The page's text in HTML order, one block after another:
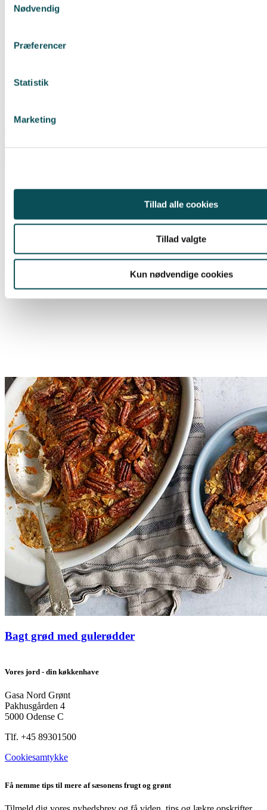
Nødvendig
Præferencer
Statistik
Marketing
Tillad alle cookies
Tillad valgte
Kun nødvendige cookies
Køleskabsgrød med æblemost
Bagt grød med gulerødder
Vores jord - din køkkenhave
Gasa Nord Grønt
Pakhusgården 4
5000 Odense C
Tlf. +45 89301500
Cookiesamtykke
Få nemme tips til mere af sæsonens frugt og grønt